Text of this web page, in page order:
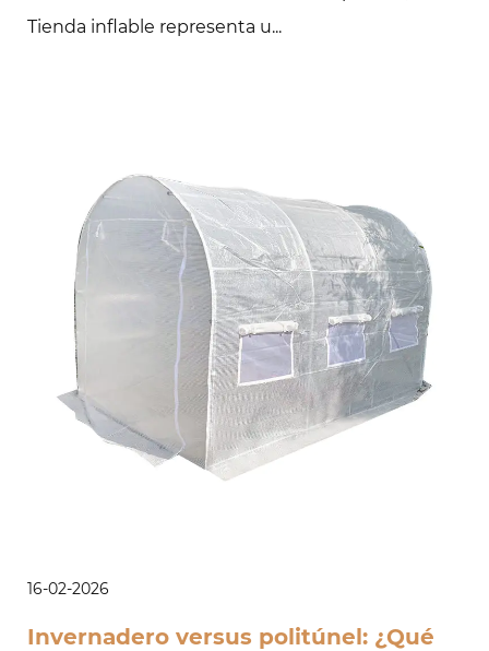
Tienda inflable representa u...
16-02-2026
Invernadero versus politúnel: ¿Qué